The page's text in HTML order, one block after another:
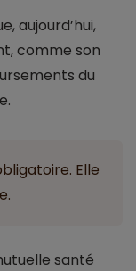
aujourd’hui,
comme son
du
Elle
santé